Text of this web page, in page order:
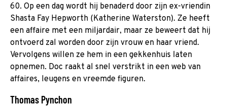
60. Op een dag wordt hij benaderd door zijn ex-vriendin
Shasta Fay Hepworth (Katherine Waterston). Ze heeft
een affaire met een miljardair, maar ze beweert dat hij
ontvoerd zal worden door zijn vrouw en haar vriend.
Vervolgens willen ze hem in een gekkenhuis laten
opnemen. Doc raakt al snel verstrikt in een web van
affaires, leugens en vreemde figuren.
Thomas Pynchon